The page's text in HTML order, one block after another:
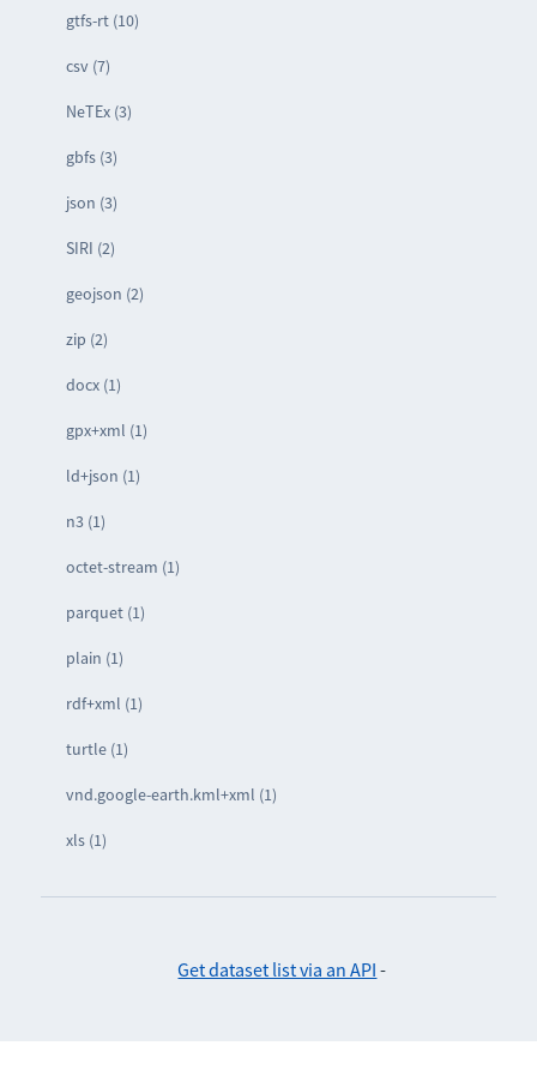
gtfs-rt (10)
csv (7)
NeTEx (3)
gbfs (3)
json (3)
SIRI (2)
geojson (2)
zip (2)
docx (1)
gpx+xml (1)
ld+json (1)
n3 (1)
octet-stream (1)
parquet (1)
plain (1)
rdf+xml (1)
turtle (1)
vnd.google-earth.kml+xml (1)
xls (1)
Get dataset list via an API -